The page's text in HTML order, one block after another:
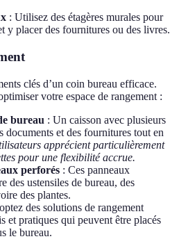
: Utilisez des étagères murales pour
y placer des fournitures ou des livres.
clés d’un coin bureau efficace.
votre espace de rangement :
bureau : Un caisson avec plusieurs
documents et des fournitures tout en
apprécient particulièrement
pour une flexibilité accrue.
perforés : Ces panneaux
des ustensiles de bureau, des
des plantes.
des solutions de rangement
et pratiques qui peuvent être placés
le bureau.